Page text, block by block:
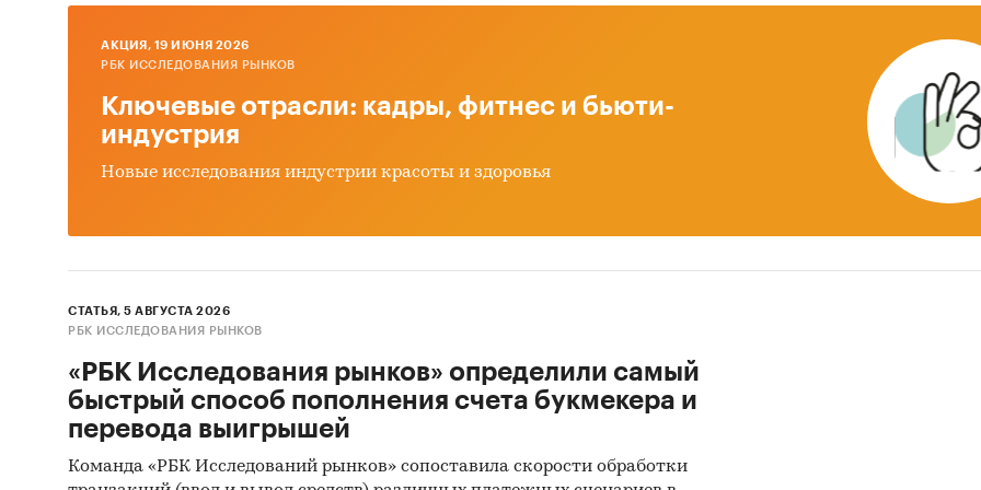
цена реализации, цена производства, цены экспорта и
баланс спроса, предложения, складских запасов кваса
численность потребителей и уровень потребления
Розничная торговля квасом детализирована по типам
торговли:
Продажи кваса в розничных торговых сетях
: хлебный; окрошечный; с дополнительными
AКЦИЯ, 19 ИЮНЯ 2026
РБК ИССЛЕДОВАНИЯ РЫНКОВ
Ключевые отрасли: кадры, фитнес и бьюти-
индустрия
Новые исследования индустрии красоты и здоровья
СТАТЬЯ, 5 АВГУСТА 2026
РБК ИССЛЕДОВАНИЯ РЫНКОВ
«РБК Исследования рынков» определили самый
быстрый способ пополнения счета букмекера и
перевода выигрышей
Команда «РБК Исследований рынков» сопоставила скорости обработки